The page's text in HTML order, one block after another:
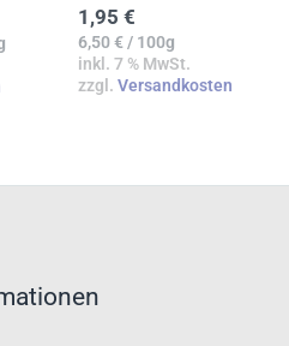
1,95 €
6,50€/ 100g
inkl. 7 % MwSt.
zzgl. Versandkosten